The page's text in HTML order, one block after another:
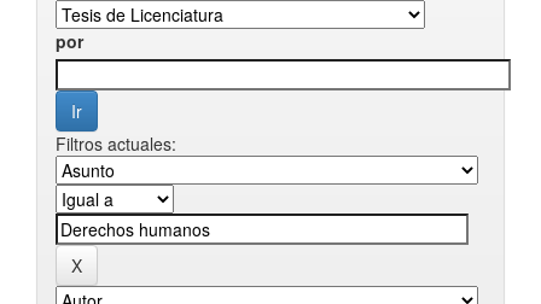
por
Filtros actuales: